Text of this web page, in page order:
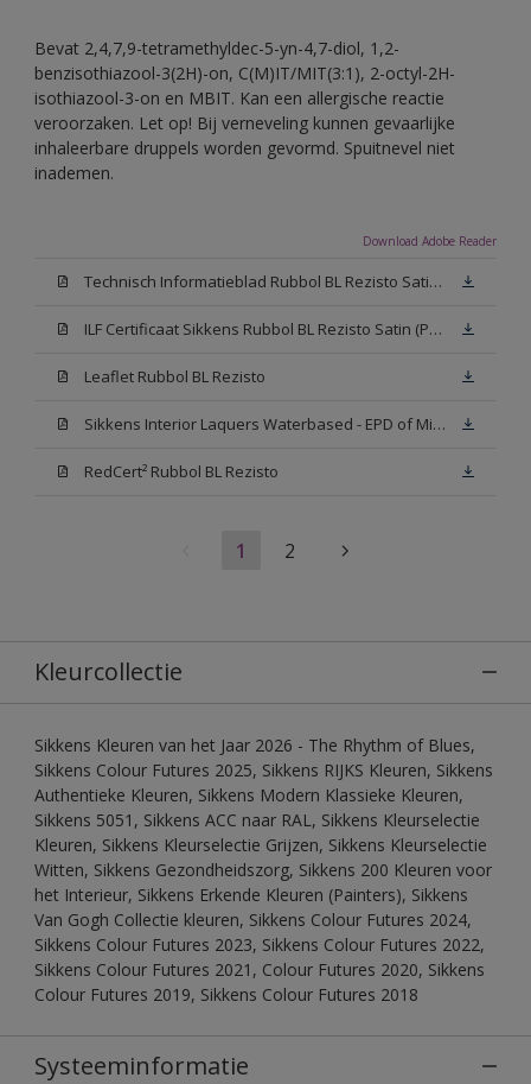
Bevat 2,4,7,9-tetramethyldec-5-yn-4,7-diol, 1,2-
benzisothiazool-3(2H)-on, C(M)IT/MIT(3:1), 2-octyl-2H-
isothiazool-3-on en MBIT. Kan een allergische reactie
veroorzaken. Let op! Bij verneveling kunnen gevaarlijke
inhaleerbare druppels worden gevormd. Spuitnevel niet
inademen.
Download Adobe Reader
Technisch Informatieblad Rubbol BL Rezisto Satin (PDF)
ILF Certificaat Sikkens Rubbol BL Rezisto Satin (PDF)
Leaflet Rubbol BL Rezisto
Sikkens Interior Laquers Waterbased - EPD of Milieuproductverklaring
RedCert² Rubbol BL Rezisto
1 2
Kleurcollectie
Sikkens Kleuren van het Jaar 2026 - The Rhythm of Blues,
Sikkens Colour Futures 2025, Sikkens RIJKS Kleuren, Sikkens
Authentieke Kleuren, Sikkens Modern Klassieke Kleuren,
Sikkens 5051, Sikkens ACC naar RAL, Sikkens Kleurselectie
Kleuren, Sikkens Kleurselectie Grijzen, Sikkens Kleurselectie
Witten, Sikkens Gezondheidszorg, Sikkens 200 Kleuren voor
het Interieur, Sikkens Erkende Kleuren (Painters), Sikkens
Van Gogh Collectie kleuren, Sikkens Colour Futures 2024,
Sikkens Colour Futures 2023, Sikkens Colour Futures 2022,
Sikkens Colour Futures 2021, Colour Futures 2020, Sikkens
Colour Futures 2019, Sikkens Colour Futures 2018
Systeeminformatie